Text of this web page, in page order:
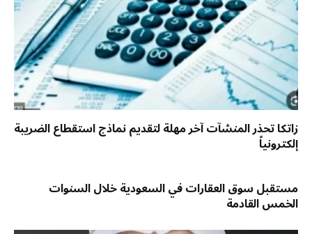
زاتكا تحذر المنشآت آخر مهلة لتقديم نماذج استقطاع الضريبة
إلكترونياً
مستقبل سوق العقارات في السعودية خلال السنوات
الخمس القادمة